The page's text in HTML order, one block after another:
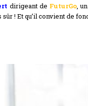
dirigeant de FuturGo,
! Et qu’il convient de